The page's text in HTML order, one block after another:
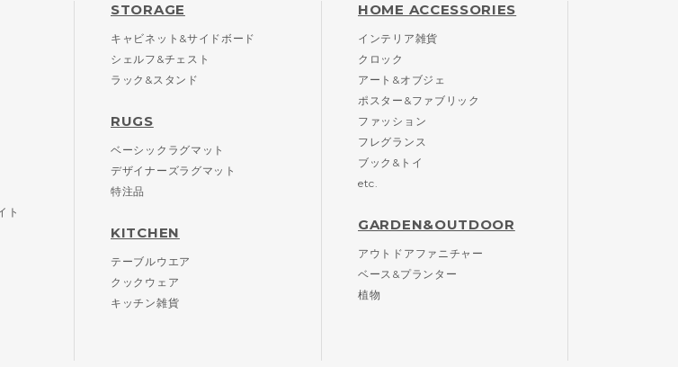
ト
STORAGE
キャビネット&サイドボード
シェルフ&チェスト
ラック&スタンド
RUGS
ベーシックラグマット
デザイナーズラグマット
特注品
KITCHEN
テーブルウエア
クックウェア
キッチン雑貨
HOME ACCESSORIES
インテリア雑貨
クロック
アート&オブジェ
ポスター&ファブリック
ファッション
フレグランス
ブック&トイ
etc.
GARDEN&OUTDOOR
アウトドアファニチャー
ベース&プランター
植物